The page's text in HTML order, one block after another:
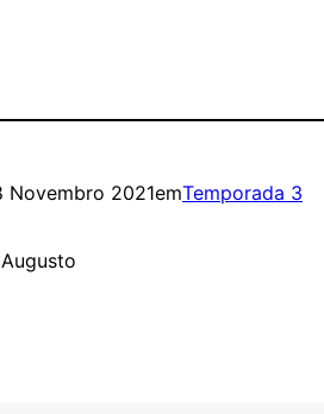
Novembro 2021emTemporada 3